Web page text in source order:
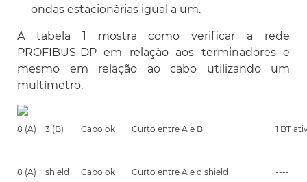
ondas estacionárias igual a um.
A tabela 1 mostra como verificar a rede
PROFIBUS-DP em relação aos terminadores e
mesmo em relação ao cabo utilizando um
multímetro.
8 (A) 3 (B) Cabo ok Curto entre A e B 1 BT
8 (A) shield Cabo ok Curto entre A e o shield
----